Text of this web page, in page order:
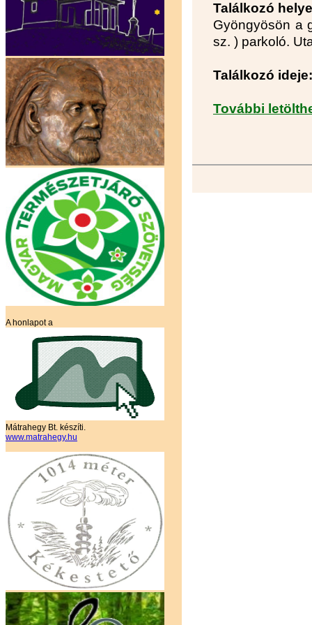
A honlapot a
Mátrahegy Bt. készíti.
www.matrahegy.hu
Találkozó
Gyöngyösön a
sz. ) parkoló.
Találkozó ideje:
További